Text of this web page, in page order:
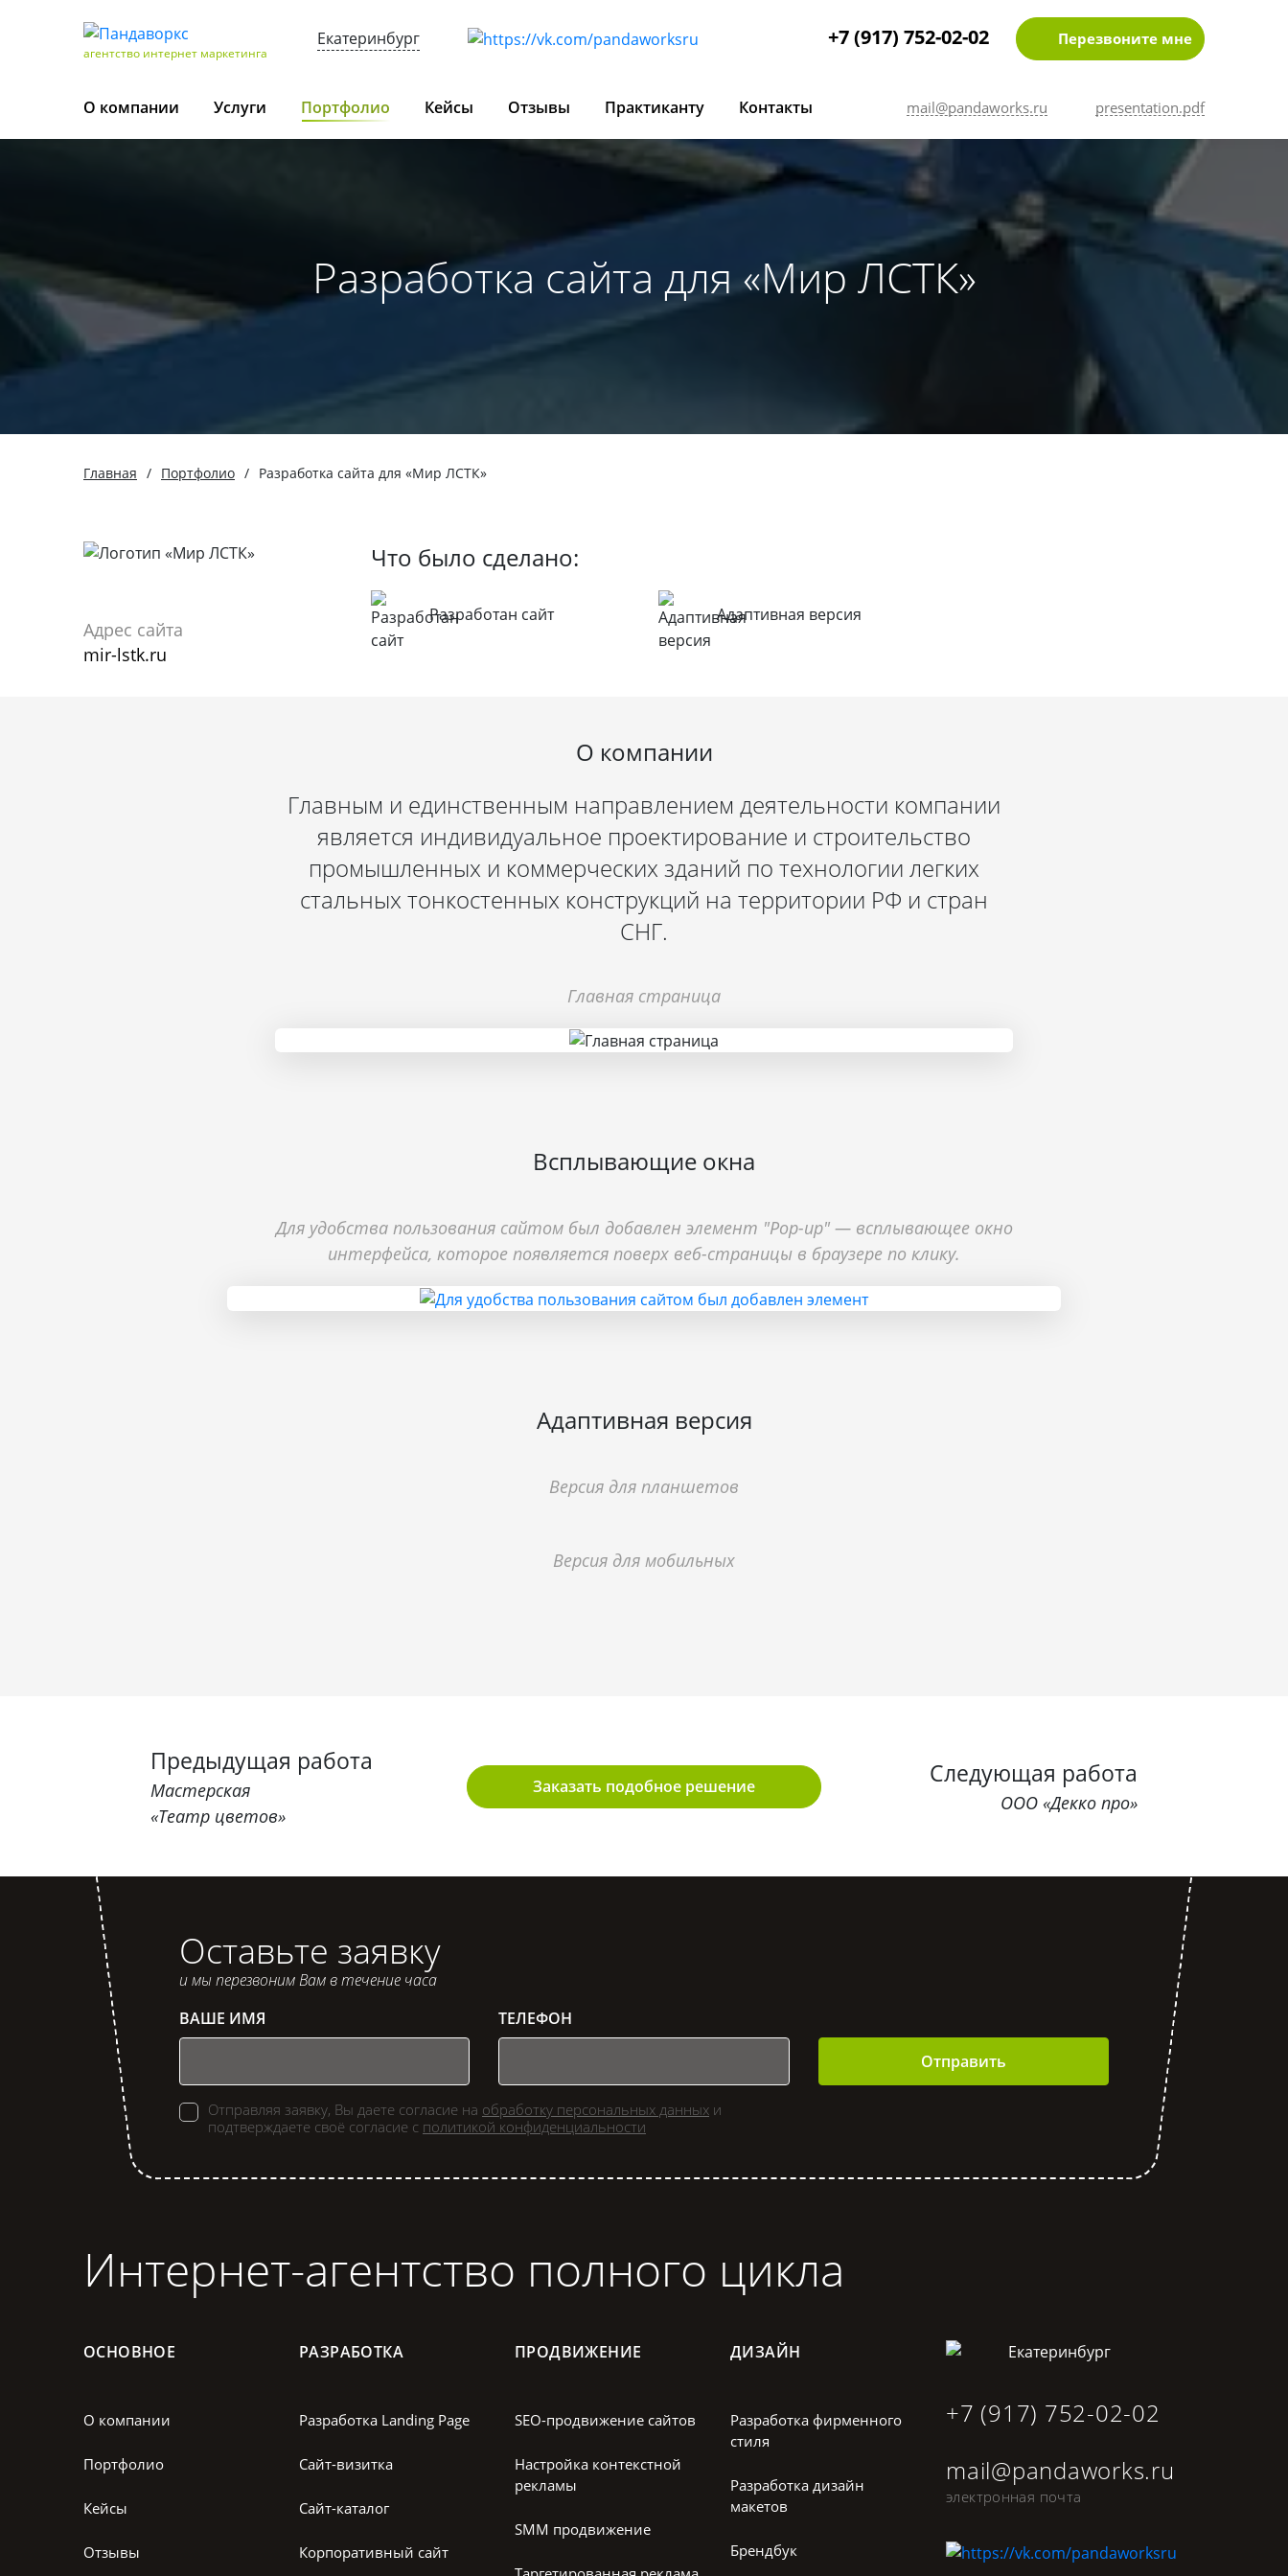
агентство интернет маркетинга
Екатеринбург +7 (917) 752-02-02 Перезвоните мне
О компании Услуги Портфолио Кейсы Отзывы Практиканту Контакты mail@pandaworks.ru presentation.pdf
Разработка сайта для «Мир ЛСТК»
Главная / Портфолио / Разработка сайта для «Мир ЛСТК»
Адрес сайта
mir-lstk.ru
Что было сделано:
Разработан сайт Адаптивная версия
О компании
Главным и единственным направлением деятельности компании
является индивидуальное проектирование и строительство
промышленных и коммерческих зданий по технологии легких
стальных тонкостенных конструкций на территории РФ и стран
СНГ.
Главная страница
Всплывающие окна
Для удобства пользования сайтом был добавлен элемент "Pop-up" — всплывающее окно
интерфейса, которое появляется поверх веб-страницы в браузере по клику.
Адаптивная версия
Версия для планшетов
Версия для мобильных
Предыдущая работа
Мастерская
«Театр цветов»
Заказать подобное решение Следующая работа
ООО «Декко про»
Оставьте заявку
и мы перезвоним Вам в течение часа
ВАШЕ ИМЯ
ТЕЛЕФОН
Отправить
Отправляя заявку, Вы даете согласие на обработку персональных данных и
подтверждаете своё согласие с политикой конфиденциальности
Интернет-агентство полного цикла
ОСНОВНОЕ
О компании
Портфолио
Кейсы
Отзывы
РАЗРАБОТКА
Разработка Landing Page
Сайт-визитка
Сайт-каталог
Корпоративный сайт
ПРОДВИЖЕНИЕ
SEO-продвижение сайтов
Настройка контекстной
рекламы
SMM продвижение
ДИЗАЙН
Разработка фирменного
стиля
Разработка дизайн
макетов
Брендбук
Екатеринбург
+7 (917) 752-02-02
mail@pandaworks.ru
электронная почта